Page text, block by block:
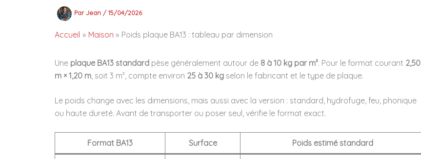
ParJean / 15/04/2026
Accueil Maison Poids plaque BA13 : tableau par dimension
Une plaque BA13 standard pèse généralement autour de 8 à 10 kg par m². Pour le format courant 2,50
m × 1,20 m , soit 3 m², compte environ 25 à 30 kg selon le fabricant et le type de plaque.
Le poids change avec les dimensions, mais aussi avec la version : standard, hydrofuge, feu, phonique
ou haute dureté. Avant de transporter ou poser seul, vérifie le format exact.
Format BA13 Surface Poids estimé standard